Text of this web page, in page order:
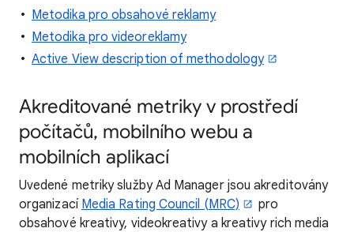
Metodika pro obsahové reklamy
Metodika pro videoreklamy
Active View description of methodology
Akreditované metriky v prostředí
počítačů, mobilního webu a
mobilních aplikací
Uvedené metriky služby Ad Manager jsou akreditovány
organizací Media Rating Council (MRC)
pro
obsahové kreativy, videokreativy a kreativy rich media